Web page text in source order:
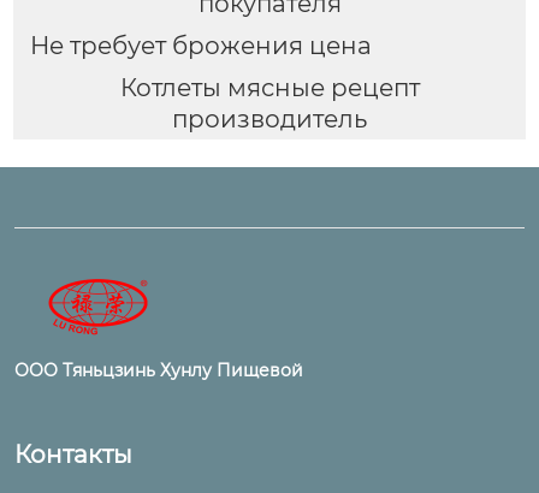
Не требует брожения цена
Котлеты мясные рецепт
производитель
ООО Тяньцзинь Хунлу Пищевой
Контакты